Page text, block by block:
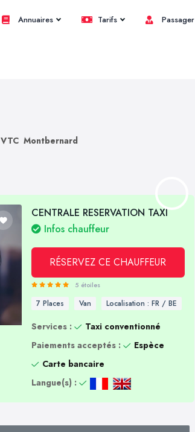
Annuaires Tarifs Passager
VTC Montbernard
CENTRALE RESERVATION TAXI
Infos chauffeur
RÉSERVEZ CE CHAUFFEUR
5 étoiles
7 Places Van Localisation : FR / BE
Services :
Taxi conventionné
Paiements acceptés :
Espèce
Carte bancaire
Langue(s) :